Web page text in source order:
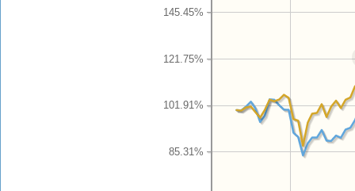
85.31%
101.91%
121.75%
145.45%